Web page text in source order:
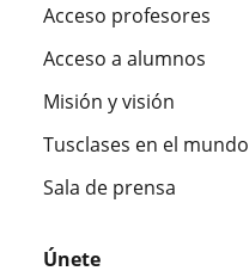
Acceso profesores
Acceso a alumnos
Misión y visión
Tusclases en el mundo
Sala de prensa
Únete